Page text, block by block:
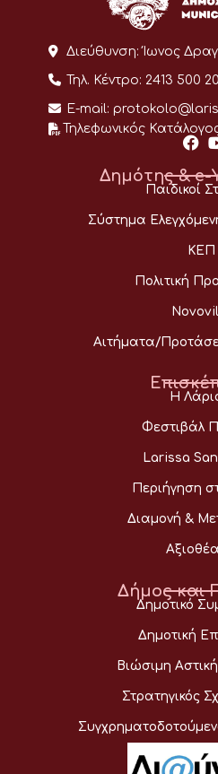
Διεύθυνση: Ίωνος
Τηλ. Κέντρο: 2413 500
E-mail:
Τηλεφωνικός
Δημότης & e-
Παιδικοί
Σύστημα
ΚΕΠ
Πολιτική
Αιτήματα/
Η
Φεστιβάλ
Larissa
Περιήγηση
Διαμονή &
Δήμος και
Δημοτικό
Δημοτική
Βιώσιμη
Στρατηγικός